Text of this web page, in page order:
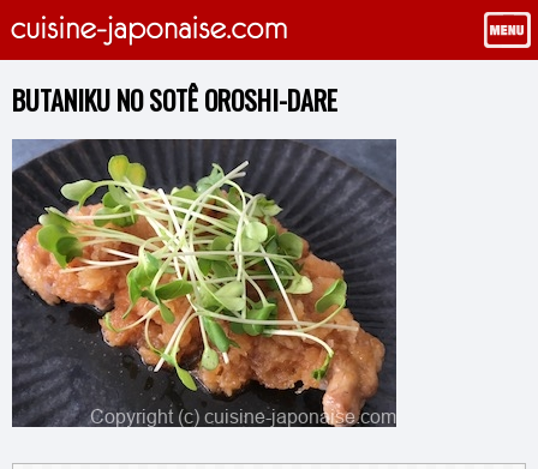
BUTANIKU NO SOTÊ OROSHI-DARE